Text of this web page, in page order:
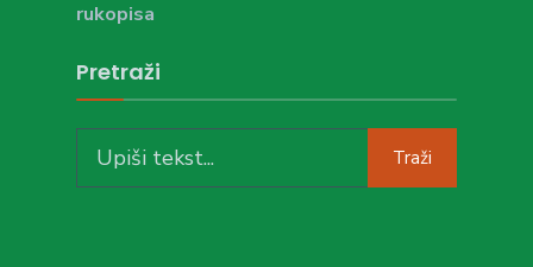
rukopisa
Pretraži
for:
Traži